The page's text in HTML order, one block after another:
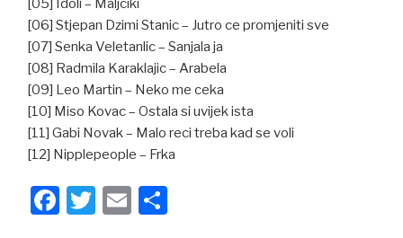
[05] Idoli – Maljciki
[06] Stjepan Dzimi Stanic – Jutro ce promjeniti sve
[07] Senka Veletanlic – Sanjala ja
[08] Radmila Karaklajic – Arabela
[09] Leo Martin – Neko me ceka
[10] Miso Kovac – Ostala si uvijek ista
[11] Gabi Novak – Malo reci treba kad se voli
[12] Nipplepeople – Frka
F
T
E